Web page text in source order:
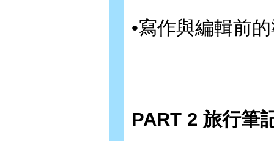
•寫作與編輯前
PART 2 旅行筆